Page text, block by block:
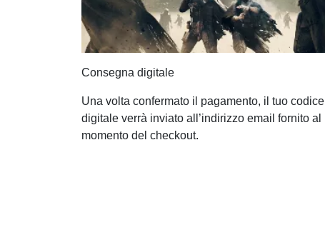
Consegna digitale
Una volta confermato il pagamento, il tuo codice
digitale verrà inviato all’indirizzo email fornito al
momento del checkout.